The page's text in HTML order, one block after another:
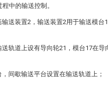
中的输送控制。
输送装置2，输送装置2用于输送模台
轨道上设有导向轮21，模台17在导
间歇输送平台设置在输送轨道上；